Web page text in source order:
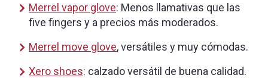
Merrel vapor glove: Menos llamativas que las
five fingers y a precios más moderados.
Merrel move glove, versátiles y muy cómodas.
Xero shoes: calzado versátil de buena calidad.